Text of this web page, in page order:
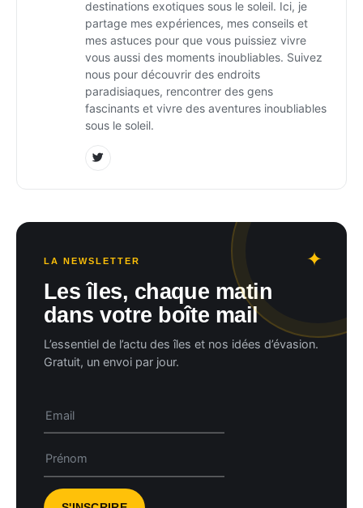
destinations exotiques sous le soleil. Ici, je
partage mes expériences, mes conseils et
mes astuces pour que vous puissiez vivre
vous aussi des moments inoubliables. Suivez
nous pour découvrir des endroits
paradisiaques, rencontrer des gens
fascinants et vivre des aventures inoubliables
sous le soleil.
LA NEWSLETTER
Les îles, chaque matin
dans votre boîte mail
L’essentiel de l’actu des îles et nos idées d’évasion.
Gratuit, un envoi par jour.